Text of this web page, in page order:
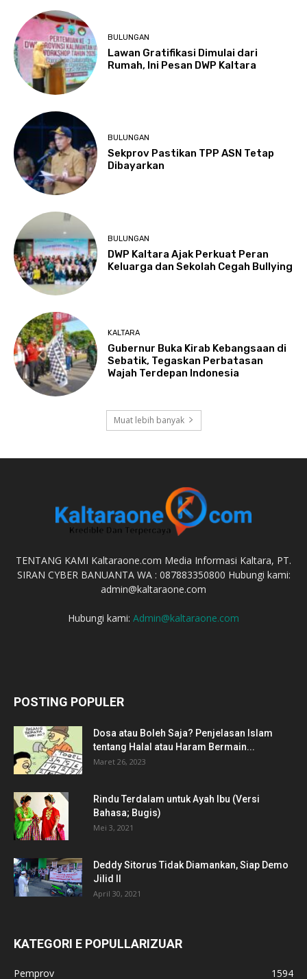
BULUNGAN
Lawan Gratifikasi Dimulai dari
Rumah, Ini Pesan DWP Kaltara
BULUNGAN
Sekprov Pastikan TPP ASN Tetap
Dibayarkan
BULUNGAN
DWP Kaltara Ajak Perkuat Peran
Keluarga dan Sekolah Cegah Bullying
KALTARA
Gubernur Buka Kirab Kebangsaan di
Sebatik, Tegaskan Perbatasan
Wajah Terdepan Indonesia
Muat lebih banyak
TENTANG KAMI Kaltaraone.com Media Informasi Kaltara, PT.
SIRAN CYBER BANUANTA WA : 087883350800 Hubungi kami:
admin@kaltaraone.com
Hubungi kami: Admin@kaltaraone.com
POSTING POPULER
Dosa atau Boleh Saja? Penjelasan Islam
tentang Halal atau Haram Bermain...
Maret 26, 2023
Rindu Terdalam untuk Ayah Ibu (Versi
Bahasa; Bugis)
Mei 3, 2021
Deddy Sitorus Tidak Diamankan, Siap Demo
Jilid II
April 30, 2021
KATEGORI E POPULLARIZUAR
Pemprov 1594